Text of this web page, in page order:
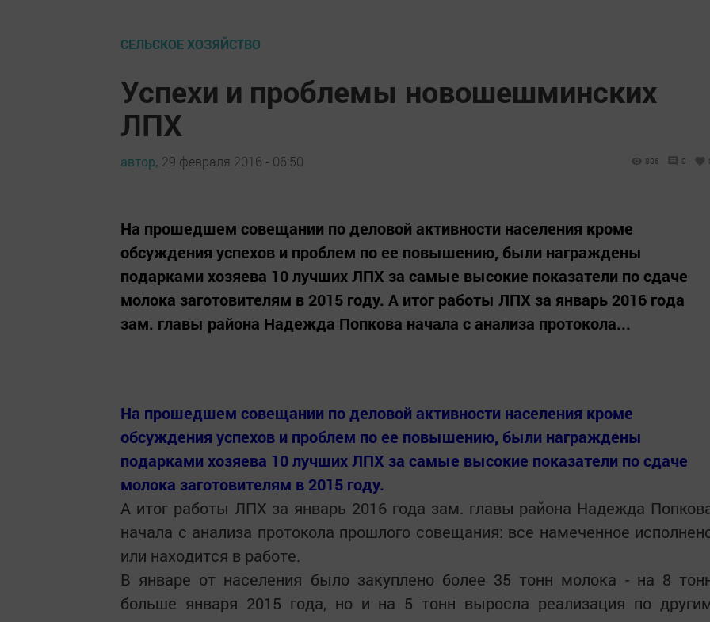
СЕЛЬСКОЕ ХОЗЯЙСТВО
Успехи и проблемы новошешминских
ЛПХ
автор, 29 февраля 2016 - 06:50 806 0
На прошедшем совещании по деловой активности населения кроме
обсуждения успехов и проблем по ее повышению, были награждены
подарками хозяева 10 лучших ЛПХ за самые высокие показатели по сдаче
молока заготовителям в 2015 году. А итог работы ЛПХ за январь 2016 года
зам. главы района Надежда Попкова начала с анализа протокола...
На прошедшем совещании по деловой активности населения кроме
обсуждения успехов и проблем по ее повышению, были награждены
подарками хозяева 10 лучших ЛПХ за самые высокие показатели по сдаче
молока заготовителям в 2015 году.
А итог работы ЛПХ за январь 2016 года зам. главы района Надежда
начала с анализа протокола прошлого совещания: все намеченное
или находится в работе.
В январе от населения было закуплено более 35 тонн молока - на 8
больше января 2015 года, но и на 5 тонн выросла реализация по